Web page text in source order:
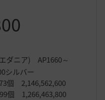
ダニア) AP1660～
シルバー
個 2,146,562,600
1,266,463,800